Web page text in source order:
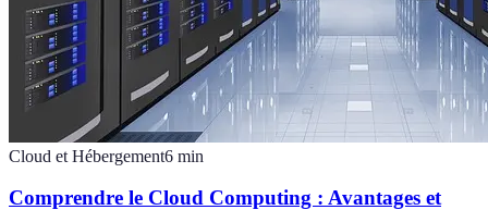
Cloud et Hébergement6 min
Comprendre le Cloud Computing : Avantages et